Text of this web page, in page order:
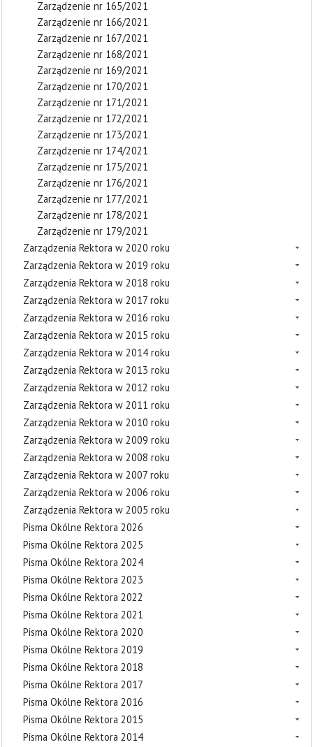
Zarządzenie nr 165/2021
Zarządzenie nr 166/2021
Zarządzenie nr 167/2021
Zarządzenie nr 168/2021
Zarządzenie nr 169/2021
Zarządzenie nr 170/2021
Zarządzenie nr 171/2021
Zarządzenie nr 172/2021
Zarządzenie nr 173/2021
Zarządzenie nr 174/2021
Zarządzenie nr 175/2021
Zarządzenie nr 176/2021
Zarządzenie nr 177/2021
Zarządzenie nr 178/2021
Zarządzenie nr 179/2021
Zarządzenia Rektora w 2020 roku
Zarządzenia Rektora w 2019 roku
Zarządzenia Rektora w 2018 roku
Zarządzenia Rektora w 2017 roku
Zarządzenia Rektora w 2016 roku
Zarządzenia Rektora w 2015 roku
Zarządzenia Rektora w 2014 roku
Zarządzenia Rektora w 2013 roku
Zarządzenia Rektora w 2012 roku
Zarządzenia Rektora w 2011 roku
Zarządzenia Rektora w 2010 roku
Zarządzenia Rektora w 2009 roku
Zarządzenia Rektora w 2008 roku
Zarządzenia Rektora w 2007 roku
Zarządzenia Rektora w 2006 roku
Zarządzenia Rektora w 2005 roku
Pisma Okólne Rektora 2026
Pisma Okólne Rektora 2025
Pisma Okólne Rektora 2024
Pisma Okólne Rektora 2023
Pisma Okólne Rektora 2022
Pisma Okólne Rektora 2021
Pisma Okólne Rektora 2020
Pisma Okólne Rektora 2019
Pisma Okólne Rektora 2018
Pisma Okólne Rektora 2017
Pisma Okólne Rektora 2016
Pisma Okólne Rektora 2015
Pisma Okólne Rektora 2014